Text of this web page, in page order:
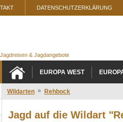
DATENSCHUTZERKLÄRUNG
& Jagdangebote
EUROPA WEST
Wildarten » Rehbock
Jagd auf die Wildart